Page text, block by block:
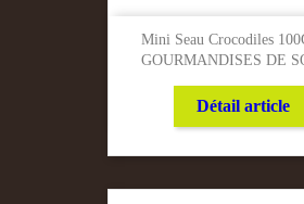
Mini Seau Crocodiles
GOURMANDISES DE
Détail article